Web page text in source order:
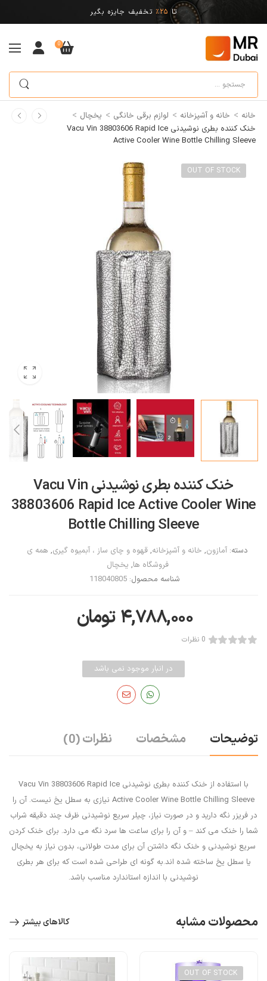
تا 25% تخفیف جایزه بگیر
0
خانه > خانه و آشپزخانه > لوازم برقی خانگی > یخچال >
خنک کننده بطری نوشیدنی Vacu Vin 38803606 Rapid Ice
Active Cooler Wine Bottle Chilling Sleeve
OUT OF STOCK
خنک کننده بطری نوشیدنی Vacu Vin
38803606 Rapid Ice Active Cooler Wine
Bottle Chilling Sleeve
دسته: آمازون, خانه و آشپزخانه, قهوه و چای ساز ، آبمیوه گیری, همه ی
فروشگاه ها, یخچال
شناسه محصول:118040805
۴,۷۸۸,۰۰۰ تومان
0 نظرات
در انبار موجود نمی باشد
توضیحات مشخصات نظرات(0)
با استفاده از خنک کننده بطری نوشیدنی Vacu Vin 38803606 Rapid Ice
Active Cooler Wine Bottle Chilling Sleeve نیازی به سطل یخ نیست. آن را
در فریزر نگه دارید و در صورت نیاز، چیلر سریع نوشیدنی ظرف چند دقیقه شراب
شما را خنک می کند – و آن را برای ساعت ها سرد نگه می دارد. برای خنک کردن
سریع نوشیدنی و خنک نگه داشتن آن برای مدت طولانی، بدون نیاز به یخچال
یا سطل یخ ساخته شده اند.به گونه ای طراحی شده است که برای هر بطری
نوشیدنی با اندازه استاندارد مناسب باشد.
محصولات مشابه کالاهای بیشتر
OUT OF STOCK